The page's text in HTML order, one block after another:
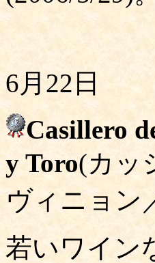
6月22日
Casillero
y Toro(カッ
ヴィニョン
若いワイン